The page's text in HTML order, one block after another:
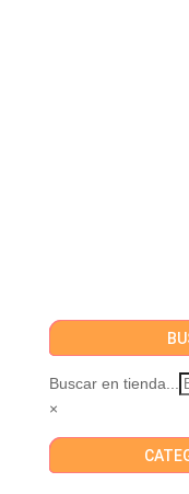
Buscar en tienda...
×